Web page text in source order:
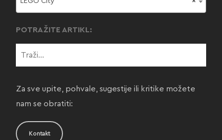
POTRAŽITE ARTIKL:
Za sve upite, pohvale, sugestije ili kritike možete
nam se obratiti:
Kontakt